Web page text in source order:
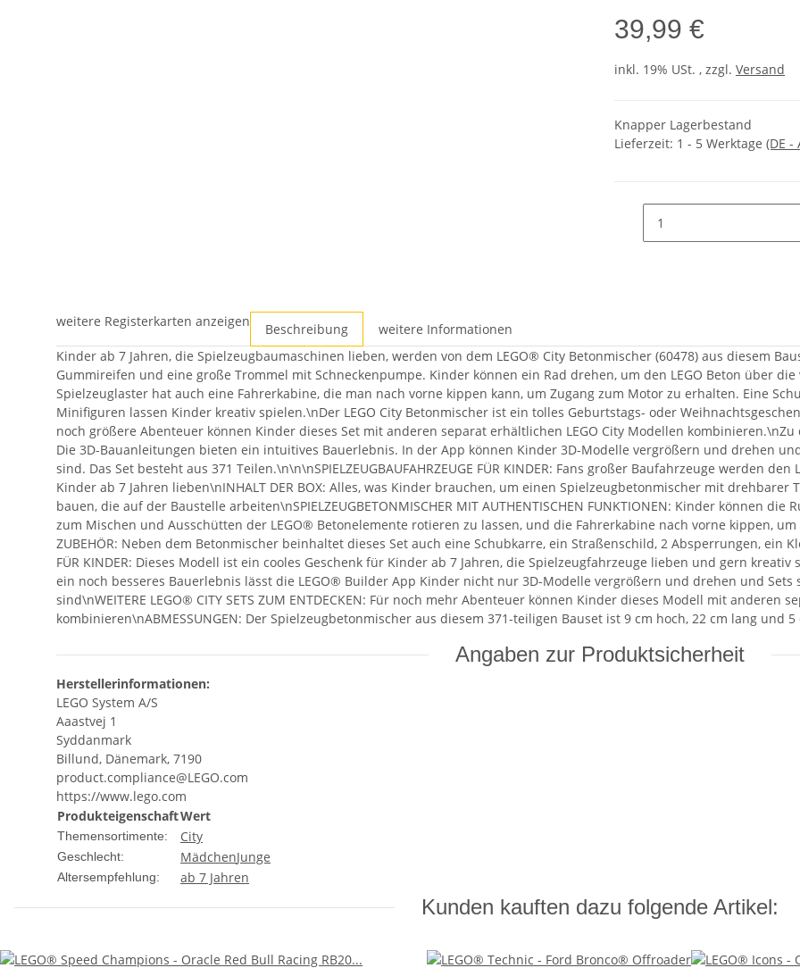
39,99 €
inkl. 19% USt. , zzgl. Versand
Knapper Lagerbestand
Lieferzeit: 1 - 5 Werktage (DE
weitere Registerkarten anzeigen Beschreibung
weitere Informationen
Kinder ab 7 Jahren, die Spielzeugbaumaschinen lieben, werden von dem LEGO® City Betonmischer (60478) aus diesem
Gummireifen und eine große Trommel mit Schneckenpumpe. Kinder können ein Rad drehen, um den LEGO Beton über
Spielzeuglaster hat auch eine Fahrerkabine, die man nach vorne kippen kann, um Zugang zum Motor zu erhalten. Eine
Minifiguren lassen Kinder kreativ spielen.\nDer LEGO City Betonmischer ist ein tolles Geburtstags- oder
noch größere Abenteuer können Kinder dieses Set mit anderen separat erhältlichen LEGO City Modellen
Die 3D-Bauanleitungen bieten ein intuitives Bauerlebnis. In der App können Kinder 3D-Modelle vergrößern und drehen
sind. Das Set besteht aus 371 Teilen.\n\n\nSPIELZEUGBAUFAHRZEUGE FÜR KINDER: Fans großer Baufahrzeuge werden
Kinder ab 7 Jahren lieben\nINHALT DER BOX: Alles, was Kinder brauchen, um einen Spielzeugbetonmischer mit
bauen, die auf der Baustelle arbeiten\nSPIELZEUGBETONMISCHER MIT AUTHENTISCHEN FUNKTIONEN: Kinder können
zum Mischen und Ausschütten der LEGO® Betonelemente rotieren zu lassen, und die Fahrerkabine nach vorne kippen,
ZUBEHÖR: Neben dem Betonmischer beinhaltet dieses Set auch eine Schubkarre, ein Straßenschild, 2 Absperrungen, ein
FÜR KINDER: Dieses Modell ist ein cooles Geschenk für Kinder ab 7 Jahren, die Spielzeugfahrzeuge lieben und gern kreativ
ein noch besseres Bauerlebnis lässt die LEGO® Builder App Kinder nicht nur 3D-Modelle vergrößern und drehen und
sind\nWEITERE LEGO® CITY SETS ZUM ENTDECKEN: Für noch mehr Abenteuer können Kinder dieses Modell mit anderen
kombinieren\nABMESSUNGEN: Der Spielzeugbetonmischer aus diesem 371-teiligen Bauset ist 9 cm hoch, 22 cm lang und
Angaben zur Produktsicherheit
Herstellerinformationen:
LEGO System A/S
Aaastvej 1
Syddanmark
Billund, Dänemark, 7190
product.compliance@LEGO.com
https://www.lego.com
ProdukteigenschaftWert
Themensortimente: City
Geschlecht: MädchenJunge
Altersempfehlung: ab 7 Jahren
Kunden kauften dazu folgende Artikel: